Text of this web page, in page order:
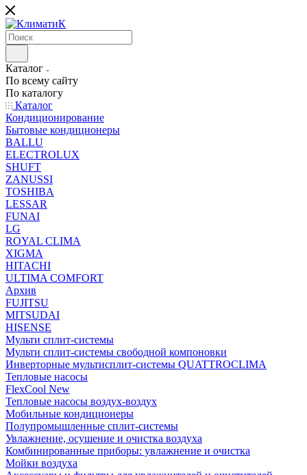
Каталог
По всему сайту
По каталогу
Каталог
Кондиционирование
Бытовые кондиционеры
BALLU
ELECTROLUX
SHUFT
ZANUSSI
TOSHIBA
LESSAR
FUNAI
LG
ROYAL CLIMA
XIGMA
HITACHI
ULTIMA COMFORT
Архив
FUJITSU
MITSUDAI
HISENSE
Мульти сплит-системы
Мульти сплит-системы свободной компоновки
Инверторные мультисплит-системы QUATTROCLIMA
Тепловые насосы
FlexCool New
Тепловые насосы воздух-воздух
Мобильные кондиционеры
Полупромышленные сплит-системы
Увлажнение, осушение и очистка воздуха
Комбинированные приборы: увлажнение и очистка
Мойки воздуха